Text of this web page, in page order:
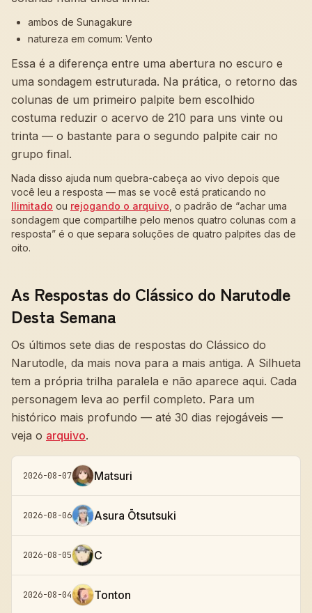
ambos de Sunagakure
natureza em comum: Vento
Essa é a diferença entre uma abertura no escuro e
uma sondagem estruturada. Na prática, o retorno das
colunas de um primeiro palpite bem escolhido
costuma reduzir o acervo de 210 para uns vinte ou
trinta — o bastante para o segundo palpite cair no
grupo final.
Nada disso ajuda num quebra-cabeça ao vivo depois que
você leu a resposta — mas se você está praticando no
Ilimitado ou rejogando o arquivo , o padrão de “achar uma
sondagem que compartilhe pelo menos quatro colunas com a
resposta” é o que separa soluções de quatro palpites das de
oito.
As Respostas do Clássico do Narutodle
Desta Semana
Os últimos sete dias de respostas do Clássico do
Narutodle, da mais nova para a mais antiga. A Silhueta
tem a própria trilha paralela e não aparece aqui. Cada
personagem leva ao perfil completo. Para um
histórico mais profundo — até 30 dias rejogáveis —
veja o arquivo.
2026-08-07 Matsuri
2026-08-06 Asura Ōtsutsuki
2026-08-05 C
2026-08-04 Tonton